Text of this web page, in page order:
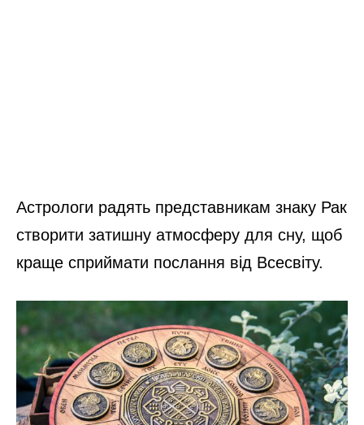
Астрологи радять представникам знаку Рак
створити затишну атмосферу для сну, щоб
краще сприймати послання від Всесвіту.